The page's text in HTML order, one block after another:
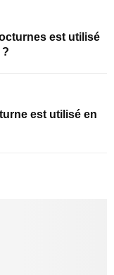
est utilisé
est utilisé en